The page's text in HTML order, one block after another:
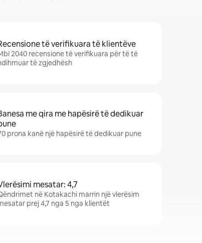
të verifikuara të klientëve
2040 recensione të verifikuara për të të
të zgjedhësh
me qira me hapësirë të dedikuar
prona kanë një hapësirë të dedikuar pune
mesatar: 4,7
në Kotakachi marrin një vlerësim
prej 4,7 nga 5 nga klientët